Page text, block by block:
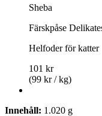
Sheba
Färskpåse
Helfoder för katter
101 kr
(99 kr / kg)
Innehåll: 1.020 g